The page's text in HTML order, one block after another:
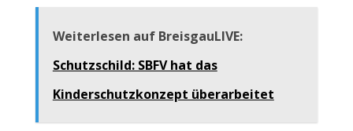
Weiterlesen auf BreisgauLIVE:
Schutzschild: SBFV hat das
Kinderschutzkonzept überarbeitet